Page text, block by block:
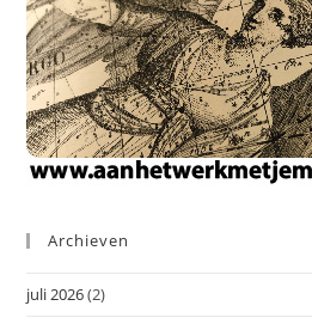
Archieven
juli 2026(2)